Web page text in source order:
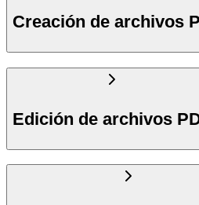
Creación de archivos
Edición de archivos